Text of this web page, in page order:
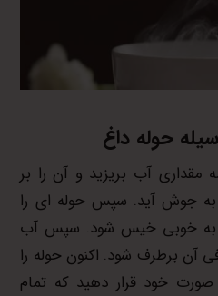
حوله داغ
مقداری آب بریزید و آن را بر
به جوش آید. سپس حوله ای را
به خوبی خیس شود. سپس آب
آن برطرف شود. اکنون حوله را
خود قرار دهید که تمام